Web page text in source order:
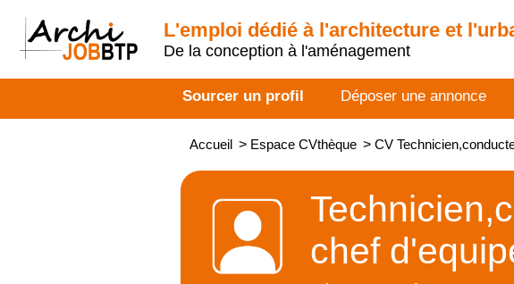
L'emploi dédié à l'architecture et
De la conception à l'aménagement
Sourcer un profil Déposer une annonce
Accueil > Espace CVthèque > CV
chef